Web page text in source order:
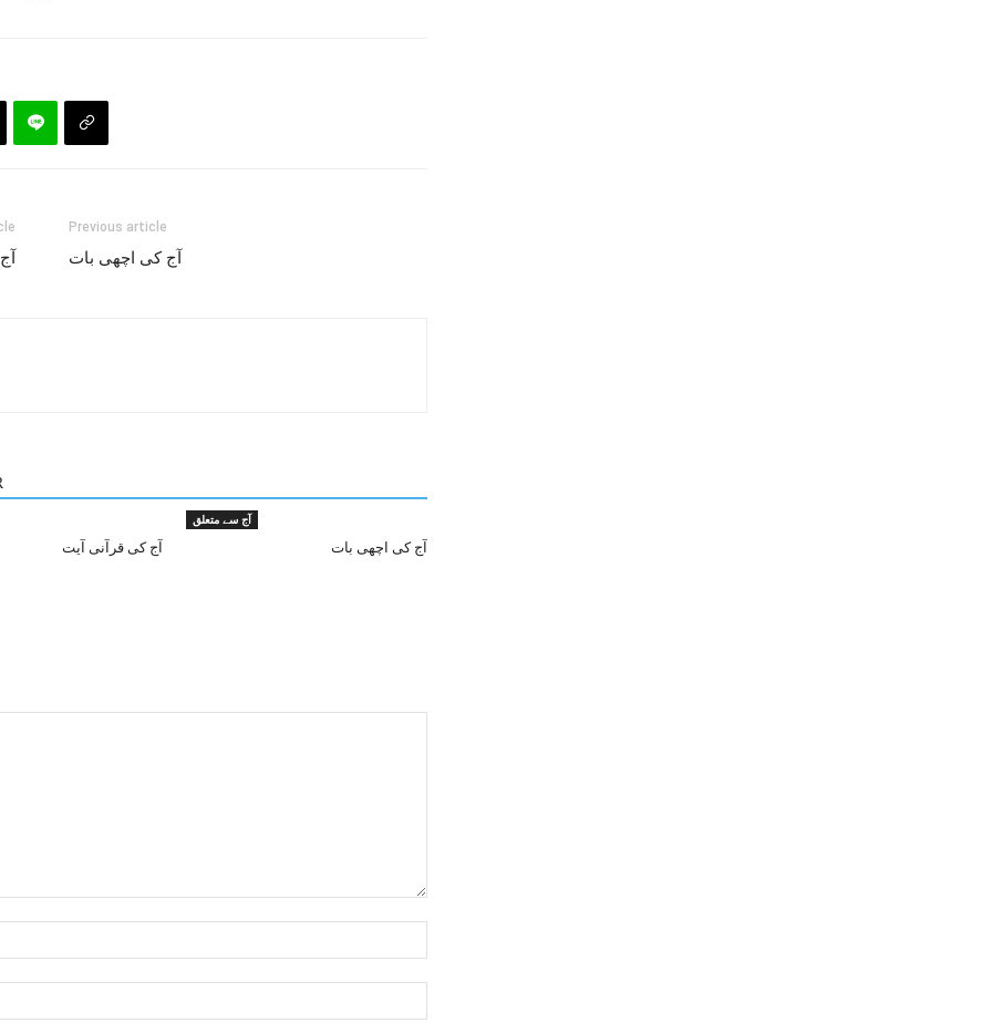
Previous article
آج کی اچھی بات
آج کی قرآنی آیت
آج سے متعلق
آج کی اچھی بات